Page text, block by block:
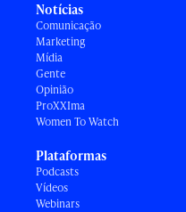
Notícias
Comunicação
Marketing
Mídia
Gente
Opinião
ProXXIma
Women To Watch
Plataformas
Podcasts
Vídeos
Webinars